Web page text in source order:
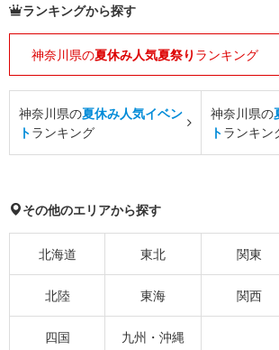
ランキングから探す
神奈川県の夏休み人気夏祭り ランキング
神奈川県の夏休み人気イベン
トランキング
神奈川県の
トランキン
その他のエリアから探す
北海道 東北 関東
北陸 東海 関西
四国 九州・沖縄